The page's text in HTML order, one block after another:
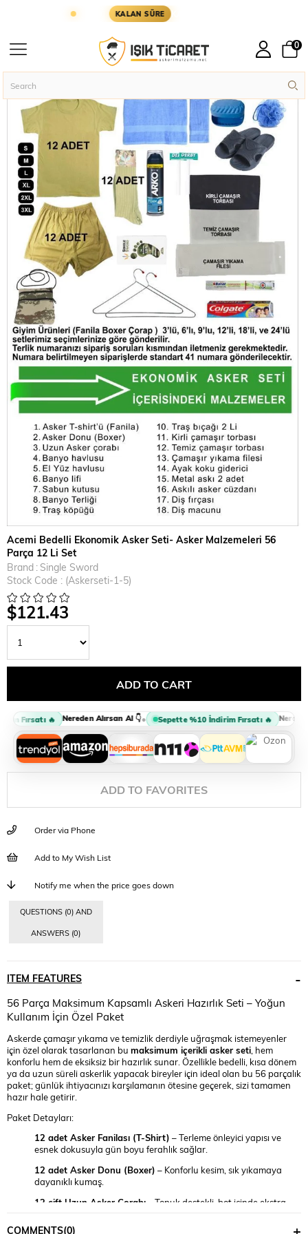
KALAN SÜRE KARGOYA YETİŞMESİ İÇİN KALAN
0
Homepage Soldier Supplies Soldier Sets Acemi Bedelli Ekonomik
Acemi Bedelli Ekonomik Asker Seti- Asker Malzemeleri 56
Parça 12 Li Set
Brand : Single Sword
Stock Code
(Askerseti-1-5)
$121.43
Fırsatı 🔥 Nereden Alırsan Al 👇 • Sepette %10 İndirim Fırsatı 🔥 Nereden
ADD TO FAVORITES
Order via Phone
Add to My Wish List
Notify me when the price goes down
QUESTIONS (0) AND
ANSWERS (0)
ITEM FEATURES
56 Parça Maksimum Kapsamlı Askeri Hazırlık Seti – Yoğun
Kullanım İçin Özel Paket
Askerde çamaşır yıkama ve temizlik derdiyle uğraşmak istemeyenler
için özel olarak tasarlanan bu maksimum içerikli asker seti , hem
konforlu hem de eksiksiz bir hazırlık sunar. Özellikle bedelli, kısa dönem
ya da uzun süreli askerlik yapacak bireyler için ideal olan bu 56 parçalık
paket; günlük ihtiyacınızı karşılamanın ötesine geçerek, sizi tamamen
hazır hale getirir.
Paket Detayları:
12 adet Asker Fanilası (T-Shirt) – Terleme önleyici yapısı ve
esnek dokusuyla gün boyu ferahlık sağlar.
12 adet Asker Donu (Boxer) – Konforlu kesim, sık yıkamaya
dayanıklı kumaş.
12 çift Uzun Asker Çorabı – Topuk destekli, bot içinde ekstra
COMMENTS(0)